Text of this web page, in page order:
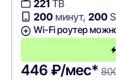
221 ТВ
200минут, 200
Wi-Fi роутер
446 ₽/мес*